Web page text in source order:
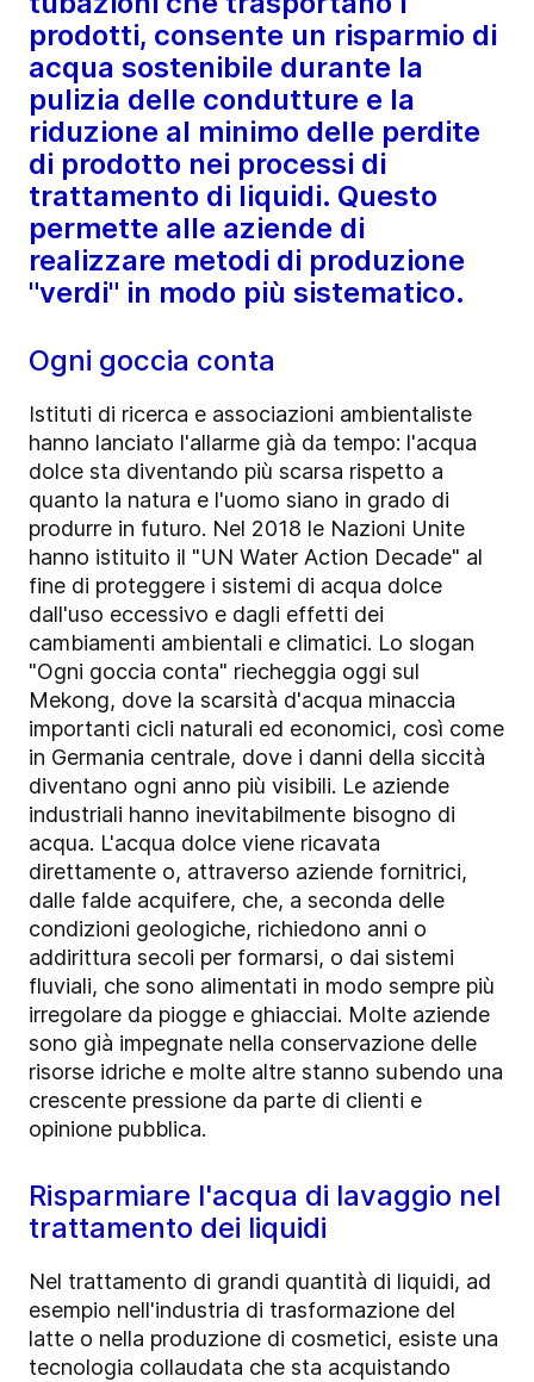
prodotti, consente un risparmio di
acqua sostenibile durante la
pulizia delle condutture e la
riduzione al minimo delle perdite
di prodotto nei processi di
trattamento di liquidi. Questo
permette alle aziende di
realizzare metodi di produzione
"verdi" in modo più sistematico.
Ogni goccia conta
Istituti di ricerca e associazioni ambientaliste
hanno lanciato l'allarme già da tempo: l'acqua
dolce sta diventando più scarsa rispetto a
quanto la natura e l'uomo siano in grado di
produrre in futuro. Nel 2018 le Nazioni Unite
hanno istituito il "UN Water Action Decade" al
fine di proteggere i sistemi di acqua dolce
dall'uso eccessivo e dagli effetti dei
cambiamenti ambientali e climatici. Lo slogan
"Ogni goccia conta" riecheggia oggi sul
Mekong, dove la scarsità d'acqua minaccia
importanti cicli naturali ed economici, così come
in Germania centrale, dove i danni della siccità
diventano ogni anno più visibili. Le aziende
industriali hanno inevitabilmente bisogno di
acqua. L'acqua dolce viene ricavata
direttamente o, attraverso aziende fornitrici,
dalle falde acquifere, che, a seconda delle
condizioni geologiche, richiedono anni o
addirittura secoli per formarsi, o dai sistemi
fluviali, che sono alimentati in modo sempre più
irregolare da piogge e ghiacciai. Molte aziende
sono già impegnate nella conservazione delle
risorse idriche e molte altre stanno subendo una
crescente pressione da parte di clienti e
opinione pubblica.
Risparmiare l'acqua di lavaggio nel
trattamento dei liquidi
Nel trattamento di grandi quantità di liquidi, ad
esempio nell'industria di trasformazione del
latte o nella produzione di cosmetici, esiste una
tecnologia collaudata che sta acquistando